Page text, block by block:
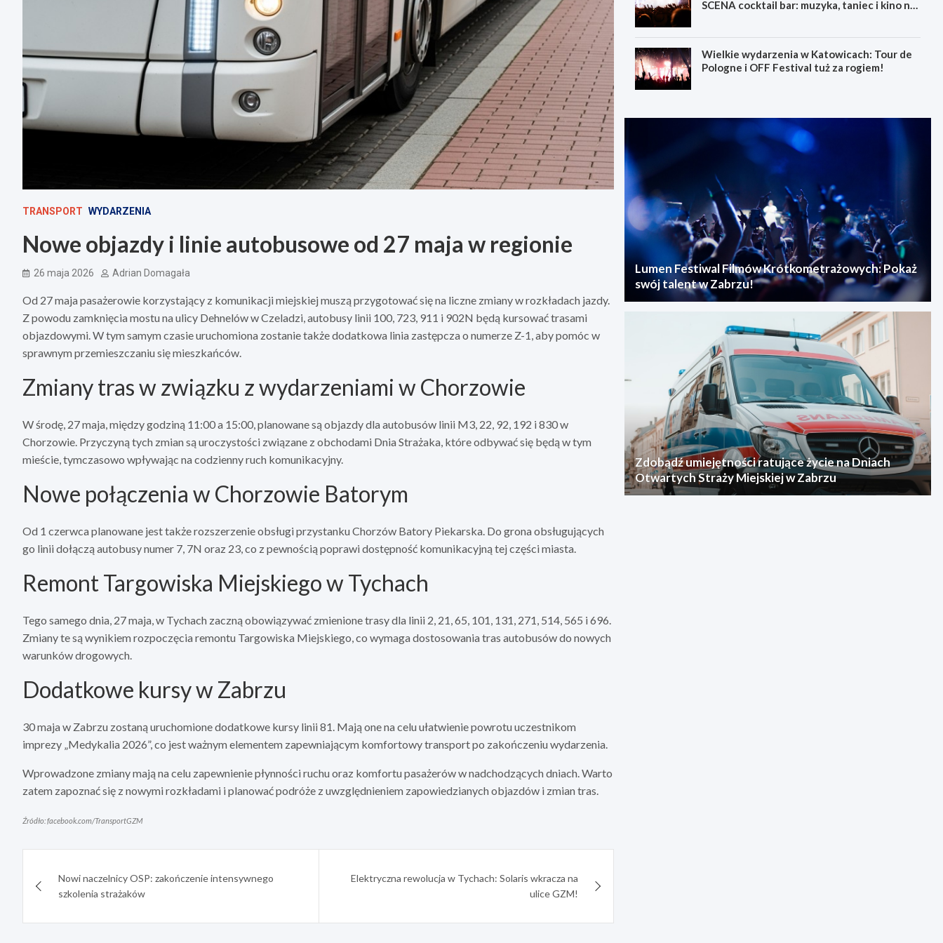
TRANSPORT WYDARZENIA
Nowe objazdy i linie autobusowe od 27 maja w regionie
26 maja 2026 Adrian Domagała
Od 27 maja pasażerowie korzystający z komunikacji miejskiej muszą przygotować się na liczne zmiany w rozkładach jazdy.
Z powodu zamknięcia mostu na ulicy Dehnelów w Czeladzi, autobusy linii 100, 723, 911 i 902N będą kursować trasami
objazdowymi. W tym samym czasie uruchomiona zostanie także dodatkowa linia zastępcza o numerze Z-1, aby pomóc w
sprawnym przemieszczaniu się mieszkańców.
Zmiany tras w związku z wydarzeniami w Chorzowie
W środę, 27 maja, między godziną 11:00 a 15:00, planowane są objazdy dla autobusów linii M3, 22, 92, 192 i 830 w
Chorzowie. Przyczyną tych zmian są uroczystości związane z obchodami Dnia Strażaka, które odbywać się będą w tym
mieście, tymczasowo wpływając na codzienny ruch komunikacyjny.
Nowe połączenia w Chorzowie Batorym
Od 1 czerwca planowane jest także rozszerzenie obsługi przystanku Chorzów Batory Piekarska. Do grona obsługujących
go linii dołączą autobusy numer 7, 7N oraz 23, co z pewnością poprawi dostępność komunikacyjną tej części miasta.
Remont Targowiska Miejskiego w Tychach
Tego samego dnia, 27 maja, w Tychach zaczną obowiązywać zmienione trasy dla linii 2, 21, 65, 101, 131, 271, 514, 565 i 696.
Zmiany te są wynikiem rozpoczęcia remontu Targowiska Miejskiego, co wymaga dostosowania tras autobusów do nowych
warunków drogowych.
Dodatkowe kursy w Zabrzu
30 maja w Zabrzu zostaną uruchomione dodatkowe kursy linii 81. Mają one na celu ułatwienie powrotu uczestnikom
imprezy „Medykalia 2026”, co jest ważnym elementem zapewniającym komfortowy transport po zakończeniu wydarzenia.
Wprowadzone zmiany mają na celu zapewnienie płynności ruchu oraz komfortu pasażerów w nadchodzących dniach. Warto
zatem zapoznać się z nowymi rozkładami i planować podróże z uwzględnieniem zapowiedzianych objazdów i zmian tras.
Źródło: facebook.com/TransportGZM
wpisuNowi naczelnicy OSP: zakończenie intensywnego
szkolenia strażaków
Elektryczna rewolucja w Tychach: Solaris wkracza na
ulice GZM!
SCENA cocktail bar: muzyka, taniec i kino na
Wielkie wydarzenia w Katowicach: Tour de
Pologne i OFF Festival tuż za rogiem!
Lumen Festiwal Filmów Krótkometrażowych: Pokaż
swój talent w Zabrzu!
Zdobądź umiejętności ratujące życie na Dniach
Otwartych Straży Miejskiej w Zabrzu